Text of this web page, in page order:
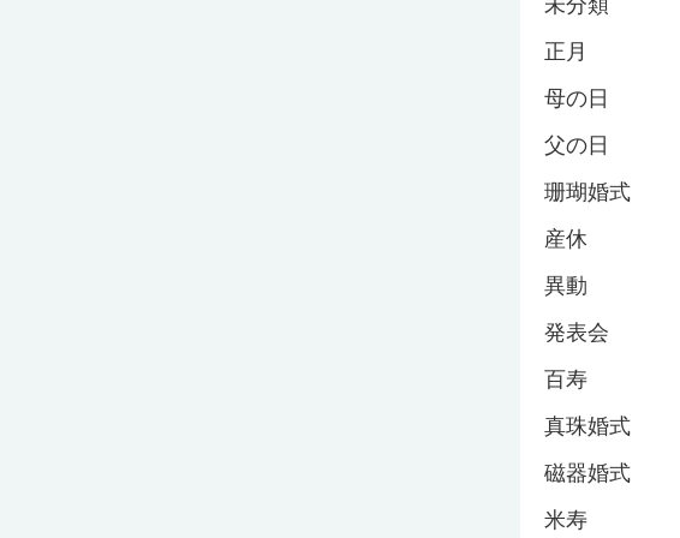
正月
母の日
父の日
珊瑚婚式
産休
異動
発表会
百寿
真珠婚式
磁器婚式
米寿